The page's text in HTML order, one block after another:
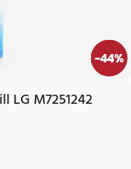
-44%
LG M7251242